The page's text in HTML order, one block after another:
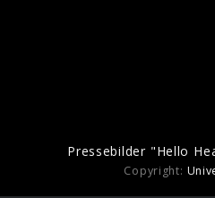
Artwork "Hello Heaven,
Pressebilder "Hello
Copyright: